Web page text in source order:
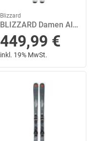
Blizzard
BLIZZARD Damen All-Mountain Ski PHOENIX 7.2 + TLT10 DEMO W 153 in Weiß
449,99 €
inkl. 19% MwSt.